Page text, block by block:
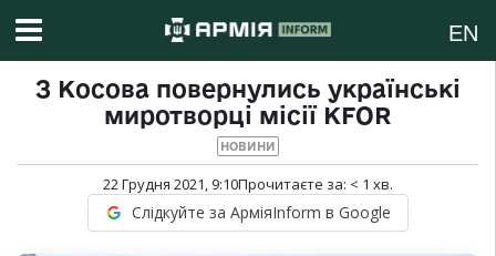
EN
З Косова повернулись українські
миротворці місії KFOR
НОВИНИ
22 Грудня 2021, 9:10Прочитаєте за: < 1 хв.
Слідкуйте за АрміяInform в Google